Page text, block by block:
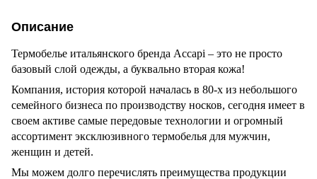
Описание
Термобелье итальянского бренда Accapi – это не просто
базовый слой одежды, а буквально вторая кожа!
Компания, история которой началась в 80-х из небольшого
семейного бизнеса по производству носков, сегодня имеет в
своем активе самые передовые технологии и огромный
ассортимент эксклюзивного термобелья для мужчин,
женщин и детей.
Мы можем долго перечислять преимущества продукции